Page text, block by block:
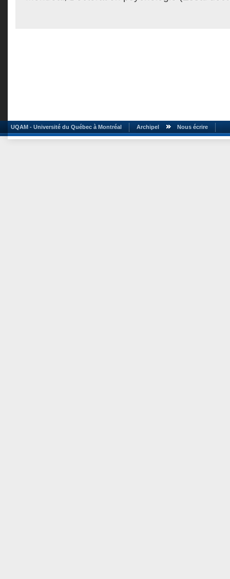
UQAM - Université du Québec à Montréal Archipel Nous écrire